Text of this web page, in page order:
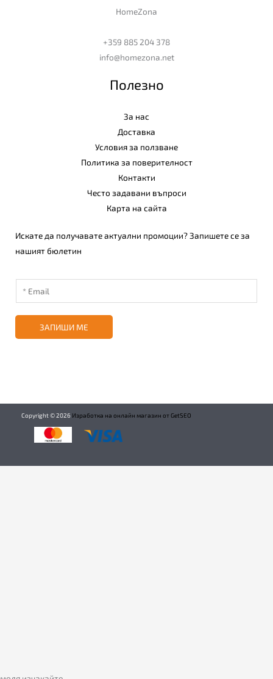
HomeZona
+359 885 204 378
info@homezona.net
Полезно
За нас
Доставка
Условия за ползване
Политика за поверителност
Контакти
Често задавани въпроси
Карта на сайта
Искате да получавате актуални промоции? Запишете се за
нашият бюлетин
ЗАПИШИ МЕ
Copyright ©2026 Изработка на онлайн магазин от GetSEO